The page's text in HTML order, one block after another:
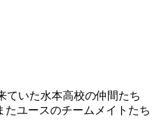
ていた水本高校の仲間たち
ユースのチームメイトたち